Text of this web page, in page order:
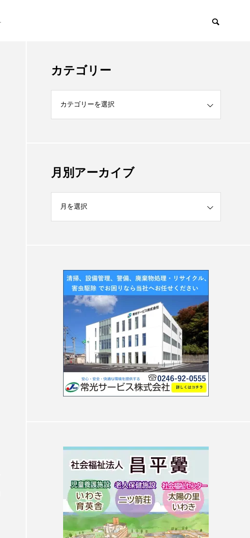
カテゴリー
月別アーカイブ